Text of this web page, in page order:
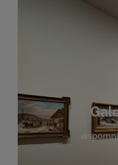
wspomnienia z
którym można
i jej społeczność.
uroczyste chwile,
czytelników.
by każdy